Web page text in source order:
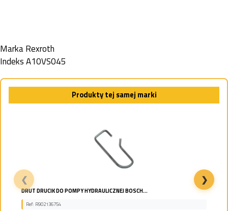
MarkaRexroth
IndeksA10VS045
Produkty tej samej marki
Rexroth Bieżnia łożysk R913054564
Ref: R913054564
❮ ❯